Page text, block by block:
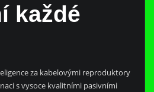
každé
za kabelovými reproduktory
s vysoce kvalitními pasivními